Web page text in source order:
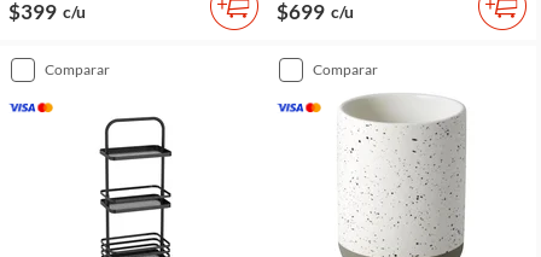
$399 c/u $699 c/u
comparar comparar